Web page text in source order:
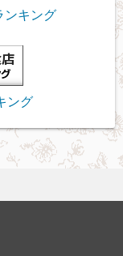
ンキング
ング